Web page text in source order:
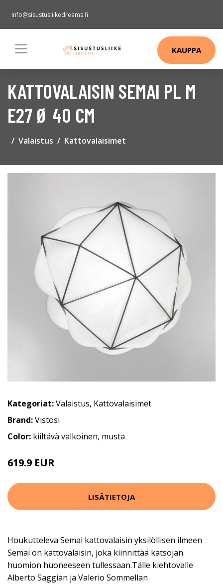
info@sisustusliikedreams.fi
KAUPPA
KATTOVALAISIN SEMAI PL M
E27 Ø 40 CM
Valaistus Kattovalaisimet
Kategoriat:Valaistus, Kattovalaisimet
Brand:Vistosi
Color: kiiltävä valkoinen, musta
619.9 EUR
LISÄTIETOJA
Houkutteleva Semai kattovalaisin yksilöllisen ilmeen
Semai on kattovalaisin, joka kiinnittää katsojan
huomion huoneeseen tullessaan.Tälle kiehtovalle
Alberto Saggian ja Valerio Sommellan